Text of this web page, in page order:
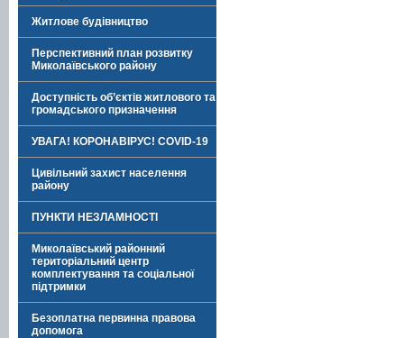
Житлове будівництво
Перспективний план розвитку
Миколаївського району
Доступність об’єктів житлового та
громадського призначення
УВАГА! КОРОНАВІРУС! COVID-19
Цивільний захист населення
району
ПУНКТИ НЕЗЛАМНОСТІ
Миколаївський районний
територіальний центр
комплектування та соціальної
підтримки
Безоплатна первинна правова
допомога